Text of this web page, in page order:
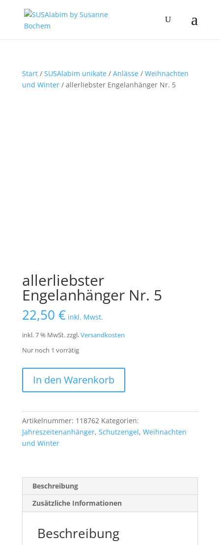
Start/ SUSAlabim unikate/ Anlässe/ Weihnachten
und Winter/ allerliebster Engelanhänger Nr. 5
allerliebster
Engelanhänger Nr. 5
22,50 € inkl. Mwst.
inkl. 7 % MwSt.zzgl.Versandkosten
Nur noch 1 vorrätig
Engelanhänger
Menge
In den Warenkorb
Artikelnummer: 118762 Kategorien:
Jahreszeitenanhänger, Schutzengel, Weihnachten
und Winter
Beschreibung
Zusätzliche Informationen
Beschreibung